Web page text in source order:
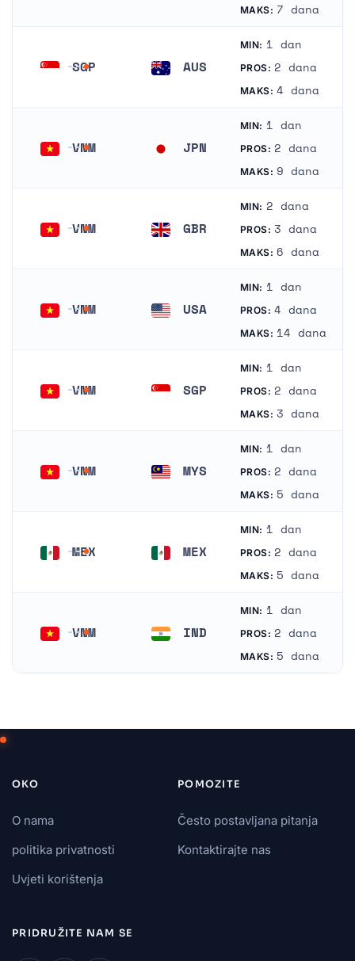
MAKS: 7 dana
SGP AUS
MIN: 1 dan
PROS: 2 dana
MAKS: 4 dana
VNM JPN
MIN: 1 dan
PROS: 2 dana
MAKS: 9 dana
VNM GBR
Ujedinjeno Kraljevstvo
MIN: 2 dana
PROS: 3 dana
MAKS: 6 dana
VNM USA
Sjedinjene Američke Države
MIN: 1 dan
PROS: 4 dana
MAKS: 14 dana
VNM SGP
MIN: 1 dan
PROS: 2 dana
MAKS: 3 dana
VNM MYS
MIN: 1 dan
PROS: 2 dana
MAKS: 5 dana
MEX MEX
MIN: 1 dan
PROS: 2 dana
MAKS: 5 dana
VNM IND
MIN: 1 dan
PROS: 2 dana
MAKS: 5 dana
OKO
O nama
politika privatnosti
Uvjeti korištenja
POMOZITE
Često postavljana pitanja
Kontaktirajte nas
PRIDRUŽITE NAM SE